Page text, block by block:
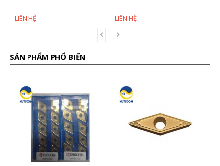
LIÊN HỆ LIÊN HỆ
SẢN PHẨM PHỔ BIẾN